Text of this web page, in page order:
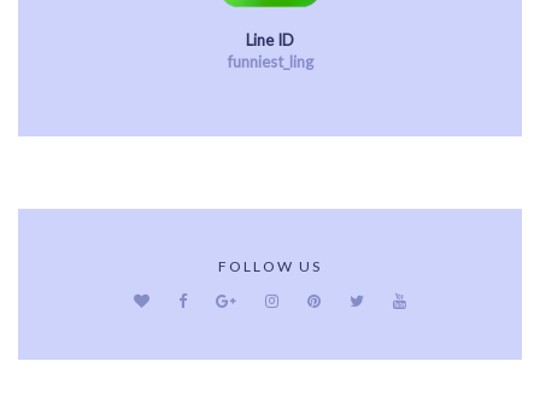
Line ID
funniest_ling
FOLLOW US